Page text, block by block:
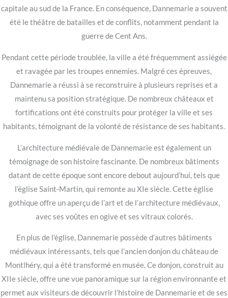
capitale au sud de la France. En conséquence, Dannemarie a souvent
été le théâtre de batailles et de conflits, notamment pendant la
guerre de Cent Ans.
Pendant cette période troublée, la ville a été fréquemment assiégée
et ravagée par les troupes ennemies. Malgré ces épreuves,
Dannemarie a réussi à se reconstruire à plusieurs reprises et a
maintenu sa position stratégique. De nombreux châteaux et
fortifications ont été construits pour protéger la ville et ses
habitants, témoignant de la volonté de résistance de ses habitants.
L’architecture médiévale de Dannemarie est également un
témoignage de son histoire fascinante. De nombreux bâtiments
datant de cette époque sont encore debout aujourd’hui, tels que
l’église Saint-Martin, qui remonte au XIe siècle. Cette église
gothique offre un aperçu de l’art et de l’architecture médiévaux,
avec ses voûtes en ogive et ses vitraux colorés.
En plus de l’église, Dannemarie possède d’autres bâtiments
médiévaux intéressants, tels que l’ancien donjon du château de
Montlhéry, qui a été transformé en musée. Ce donjon, construit au
XIIe siècle, offre une vue panoramique sur la région environnante et
permet aux visiteurs de découvrir l’histoire de Dannemarie et de ses